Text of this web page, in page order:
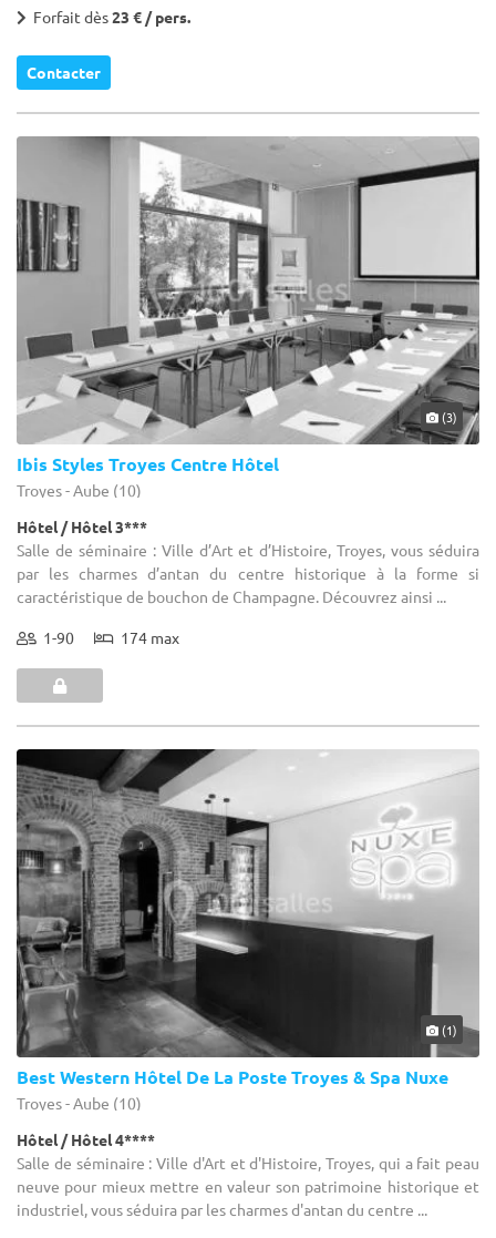
Forfait dès23 € / pers.
Contacter
(3)
Ibis Styles Troyes Centre Hôtel
Troyes - Aube (10)
Hôtel / Hôtel 3***
Salle de séminaire : Ville d’Art et d’Histoire, Troyes, vous séduira
par les charmes d’antan du centre historique à la forme si
caractéristique de bouchon de Champagne. Découvrez ainsi ...
1-90 174 max
(1)
Best Western Hôtel De La Poste Troyes & Spa Nuxe
Troyes - Aube (10)
Hôtel / Hôtel 4****
Salle de séminaire : Ville d'Art et d'Histoire, Troyes, qui a fait peau
neuve pour mieux mettre en valeur son patrimoine historique et
industriel, vous séduira par les charmes d'antan du centre ...